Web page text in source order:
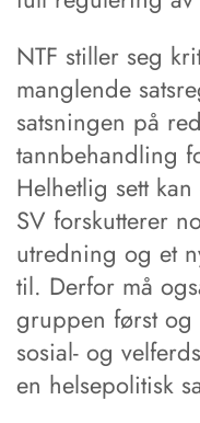
NTF stiller seg
manglende
satsningen på
tannbehandling
Helhetlig sett
SV forskutterer
utredning og et
til. Derfor må
gruppen først og
sosial- og
en helsepolitisk